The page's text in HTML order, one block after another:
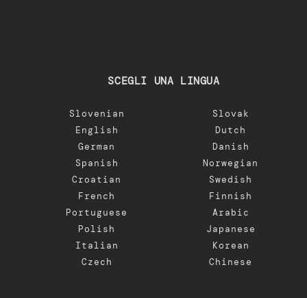
SCEGLI UNA LINGUA
Slovenian
English
German
Spanish
Croatian
French
Portuguese
Polish
Italian
Czech
Slovak
Dutch
Danish
Norwegian
Swedish
Finnish
Arabic
Japanese
Korean
Chinese